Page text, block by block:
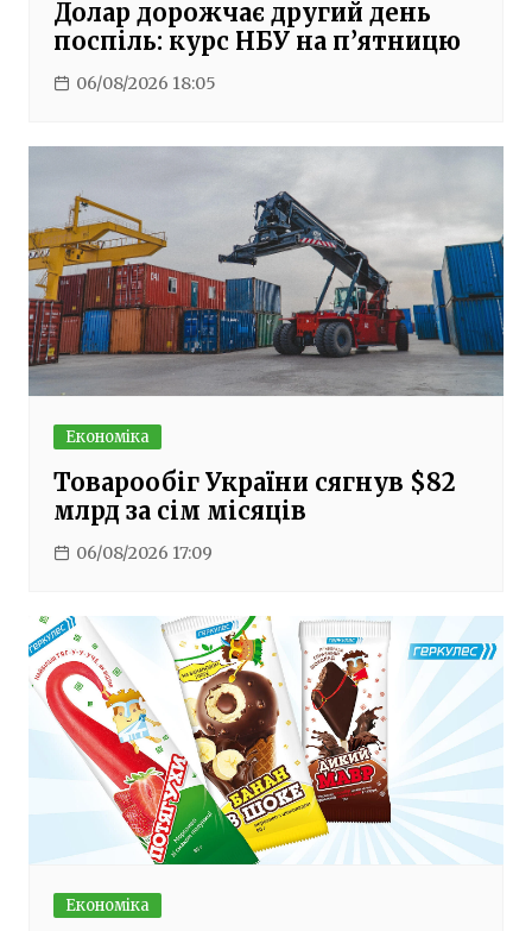
Долар дорожчає другий день
поспіль: курс НБУ на п’ятницю
06/08/2026 18:05
Економіка
Товарообіг України сягнув $82
млрд за сім місяців
06/08/2026 17:09
Економіка